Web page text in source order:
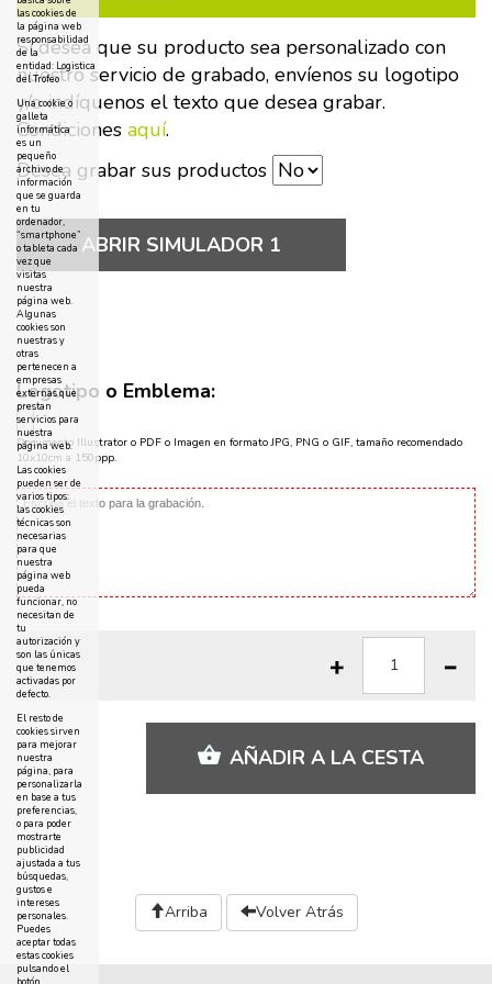
Si desea que su producto sea personalizado con
nuestro servicio de grabado, envíenos su logotipo
y/o indíquenos el texto que desea grabar.
Condiciones aquí.
Desea grabar sus productos
ABRIR SIMULADOR 1
Logotipo o Emblema:
Documento Illustrator o PDF o Imagen en formato JPG, PNG o GIF, tamaño recomendado
10x10cm a 150ppp.
AÑADIR A LA CESTA
Arriba Volver Atrás
las cookies de
la página web
responsabilidad
de la
entidad: Logistica
del Trofeo
Una cookie o
galleta
informática
es un
pequeño
archivo de
información
que se guarda
en tu
ordenador,
“smartphone”
o tableta cada
vez que
visitas
nuestra
página web.
Algunas
cookies son
nuestras y
otras
pertenecen a
empresas
externas que
prestan
servicios para
nuestra
página web.
Las cookies
pueden ser de
varios tipos:
las cookies
técnicas son
necesarias
para que
nuestra
página web
pueda
funcionar, no
necesitan de
tu
autorización y
son las únicas
que tenemos
activadas por
defecto.
El resto de
cookies sirven
para mejorar
nuestra
página, para
personalizarla
en base a tus
preferencias,
o para poder
mostrarte
publicidad
ajustada a tus
búsquedas,
gustos e
intereses
personales.
Puedes
aceptar todas
estas cookies
pulsando el